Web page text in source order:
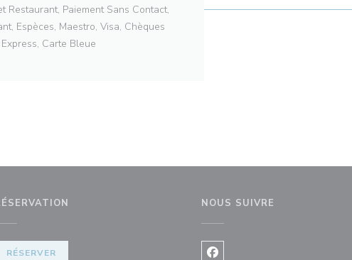
Restaurant, Paiement Sans Contact,
Espèces, Maestro, Visa, Chèques
Carte Bleue
RÉSERVER
NOUS SUIVRE